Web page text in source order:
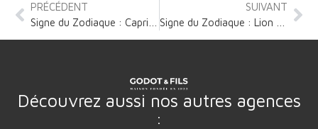
PRÉCÉDENT
SUIVANT
Découvrez aussi nos autres agences
: